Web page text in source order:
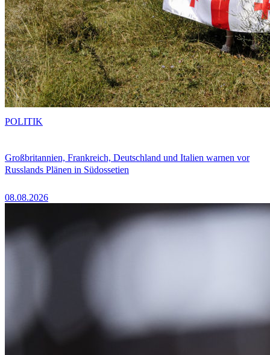
Großbritannien, Frankreich, Deutschland und Italien warnen vor
Russlands Plänen in Südossetien
08.08.2026
POLITIK